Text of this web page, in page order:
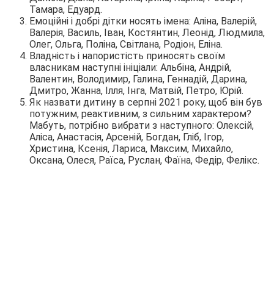
Тамара, Едуард.
Емоційні і добрі дітки носять імена: Аліна, Валерій,
Валерія, Василь, Іван, Костянтин, Леонід, Людмила,
Олег, Ольга, Поліна, Світлана, Родіон, Еліна.
Владність і напористість приносять своїм
власникам наступні ініціали: Альбіна, Андрій,
Валентин, Володимир, Галина, Геннадій, Дарина,
Дмитро, Жанна, Ілля, Інга, Матвій, Петро, Юрій.
Як назвати дитину в серпні 2021 року, щоб він був
потужним, реактивним, з сильним характером?
Мабуть, потрібно вибрати з наступного: Олексій,
Аліса, Анастасія, Арсеній, Богдан, Гліб, Ігор,
Христина, Ксенія, Лариса, Максим, Михайло,
Оксана, Олеся, Раїса, Руслан, Фаїна, Федір, Фелікс.